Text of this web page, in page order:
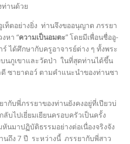
ท่านด้วย
ท็ตอย่างยิ่ง ท่านจึงขออนุญาต ภรรยา
หา “ความเป็นอมตะ” โดยมีเพื่อนชื่ออู-
ได้ศึกษากับครูอาจารย์ต่าง ๆ ทั้งพระ
นภูเขาและวัดป่า ในที่สุดท่านได้ขึ้น
ซายาดอว์ ตามคำแนะนำของท่านซา
กับพี่ภรรยาของท่านยังคงอยู่ที่เปียวบ่
บไปเยี่ยมเยียนครอบครัวเป็นครั้ง
นมาปฏิบัติธรรมอย่างต่อเนื่องจริงจัง
ถึง 7 ปี ระหว่างนี้ ภรรยากับพี่สาว